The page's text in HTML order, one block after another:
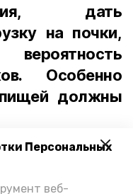
Персональных
веб-
дать
на почки,
Особенно
должны
безопасной
30-50 граммов
обратить